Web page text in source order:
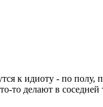
к идиоту - по полу,
то делают в